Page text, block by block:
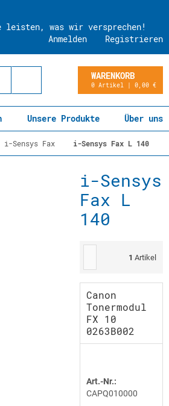
leisten, was wir versprechen!
Registrieren
Anmelden
WARENKORB
0 Artikel | 0,00 €
Unsere Produkte Über uns
i-Sensys Fax i-Sensys Fax L 140
i-Sensys
Fax L
140
1 Artikel
Canon
Tonermodul
FX 10
0263B002
Art.-Nr.:
CAPQ010000